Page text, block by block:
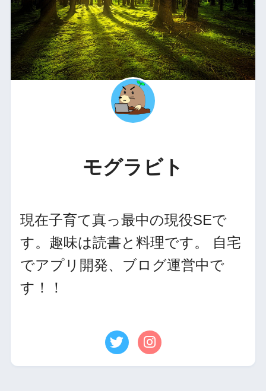
モグラビト
現在子育て真っ最中の現役SEで
す。趣味は読書と料理です。 自宅
でアプリ開発、ブログ運営中で
す！！